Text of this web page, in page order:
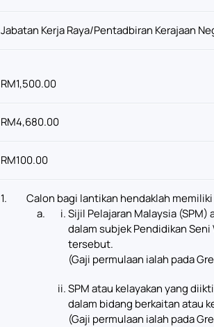
Jabatan Kerja Raya/Pentadbiran Kerajaan
RM1,500.00
RM4,680.00
RM100.00
1.
Calon bagi lantikan hendaklah
Sijil Pelajaran Malaysia
dalam subjek Pendidikan
tersebut.
(Gaji permulaan ialah pada
SPM atau kelayakan yang
dalam bidang berkaitan atau
(Gaji permulaan ialah pada